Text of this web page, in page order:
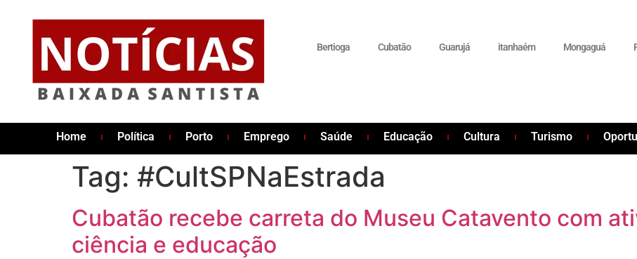
Bertioga Cubatão Guarujá itanhaém Mongaguá
Home Política Porto Emprego Saúde Educação Cultura Turismo
Tag: #CultSPNaEstrada
Cubatão recebe carreta do Museu Catavento com
ciência e educação